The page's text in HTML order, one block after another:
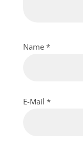
Name *
E-Mail *